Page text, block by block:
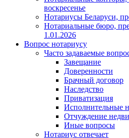
воскресенье
Нотариусы Беларуси,
Нотариальные бюро,
1.01.2026
Вопрос нотариусу
Часто задаваемые
Завещание
Доверенности
Брачный договор
Наследство
Приватизация
Исполнительные
Отчуждение
Иные вопросы
Нотариус отвечает